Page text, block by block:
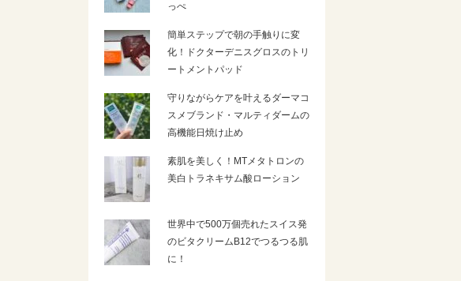
っぺ
簡単ステップで朝の手触りに変
化！ドクターデニスグロスのトリ
ートメントパッド
守りながらケアを叶えるダーマコ
スメブランド・マルティダームの
高機能日焼け止め
素肌を美しく！MTメタトロンの
美白トラネキサム酸ローション
世界中で500万個売れたスイス発
のビタクリームB12でつるつる肌
に！